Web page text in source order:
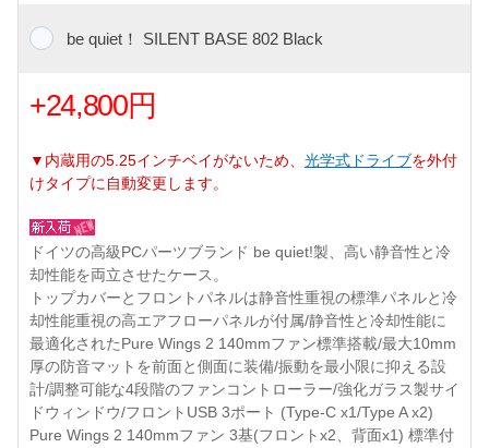
be quiet！ SILENT BASE 802 Black
+24,800円
▼内蔵用の5.25インチベイがないため、 光学式ドライブを外付
けタイプに自動変更します。
ドイツの高級PCパーツブランド be quiet!製、高い静音性と冷
却性能を両立させたケース。
トップカバーとフロントパネルは静音性重視の標準パネルと冷
却性能重視の高エアフローパネルが付属/静音性と冷却性能に
最適化されたPure Wings 2 140mmファン標準搭載/最大10mm
厚の防音マットを前面と側面に装備/振動を最小限に抑える設
計/調整可能な4段階のファンコントローラー/強化ガラス製サイ
ドウィンドウ/フロントUSB 3ポート (Type-C x1/Type A x2)
Pure Wings 2 140mmファン 3基(フロントx2、背面x1) 標準付